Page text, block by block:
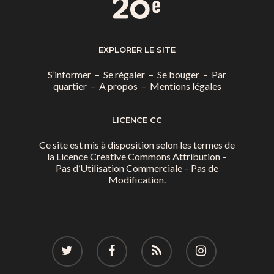
EXPLORER LE SITE
S’informer – Se régaler – Se bouger – Par
quartier– A propos – Mentions légales
LICENCE CC
Ce site est mis à disposition selon les termes de
la Licence Creative Commons Attribution –
Pas d’Utilisation Commerciale – Pas de
Modification.